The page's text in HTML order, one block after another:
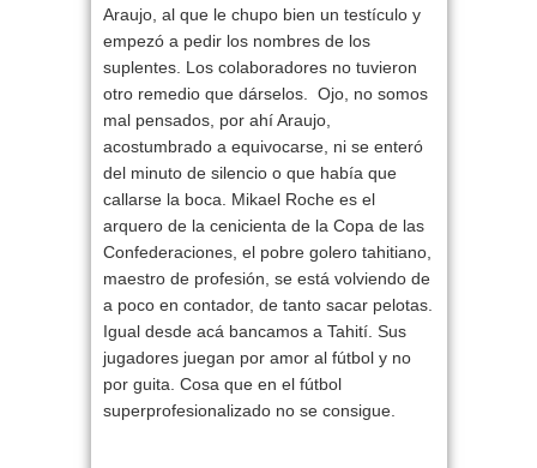
Araujo, al que le chupo bien un testículo y
empezó a pedir los nombres de los
suplentes. Los colaboradores no tuvieron
otro remedio que dárselos. Ojo, no somos
mal pensados, por ahí Araujo,
acostumbrado a equivocarse, ni se enteró
del minuto de silencio o que había que
callarse la boca. Mikael Rochees el
arquero de la cenicienta de la Copa de las
Confederaciones, el pobre golero tahitiano,
maestro de profesión, se está volviendo de
a poco en contador, de tanto sacar pelotas.
Igual desde acá bancamos a Tahití. Sus
jugadores juegan por amor al fútbol y no
por guita. Cosa que en el fútbol
superprofesionalizado no se consigue.